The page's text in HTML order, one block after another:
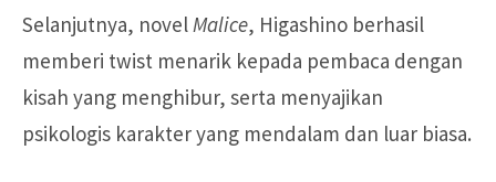
Selanjutnya, novel Malice, Higashino berhasil
memberi twist menarik kepada pembaca dengan
kisah yang menghibur, serta menyajikan
psikologis karakter yang mendalam dan luar biasa.